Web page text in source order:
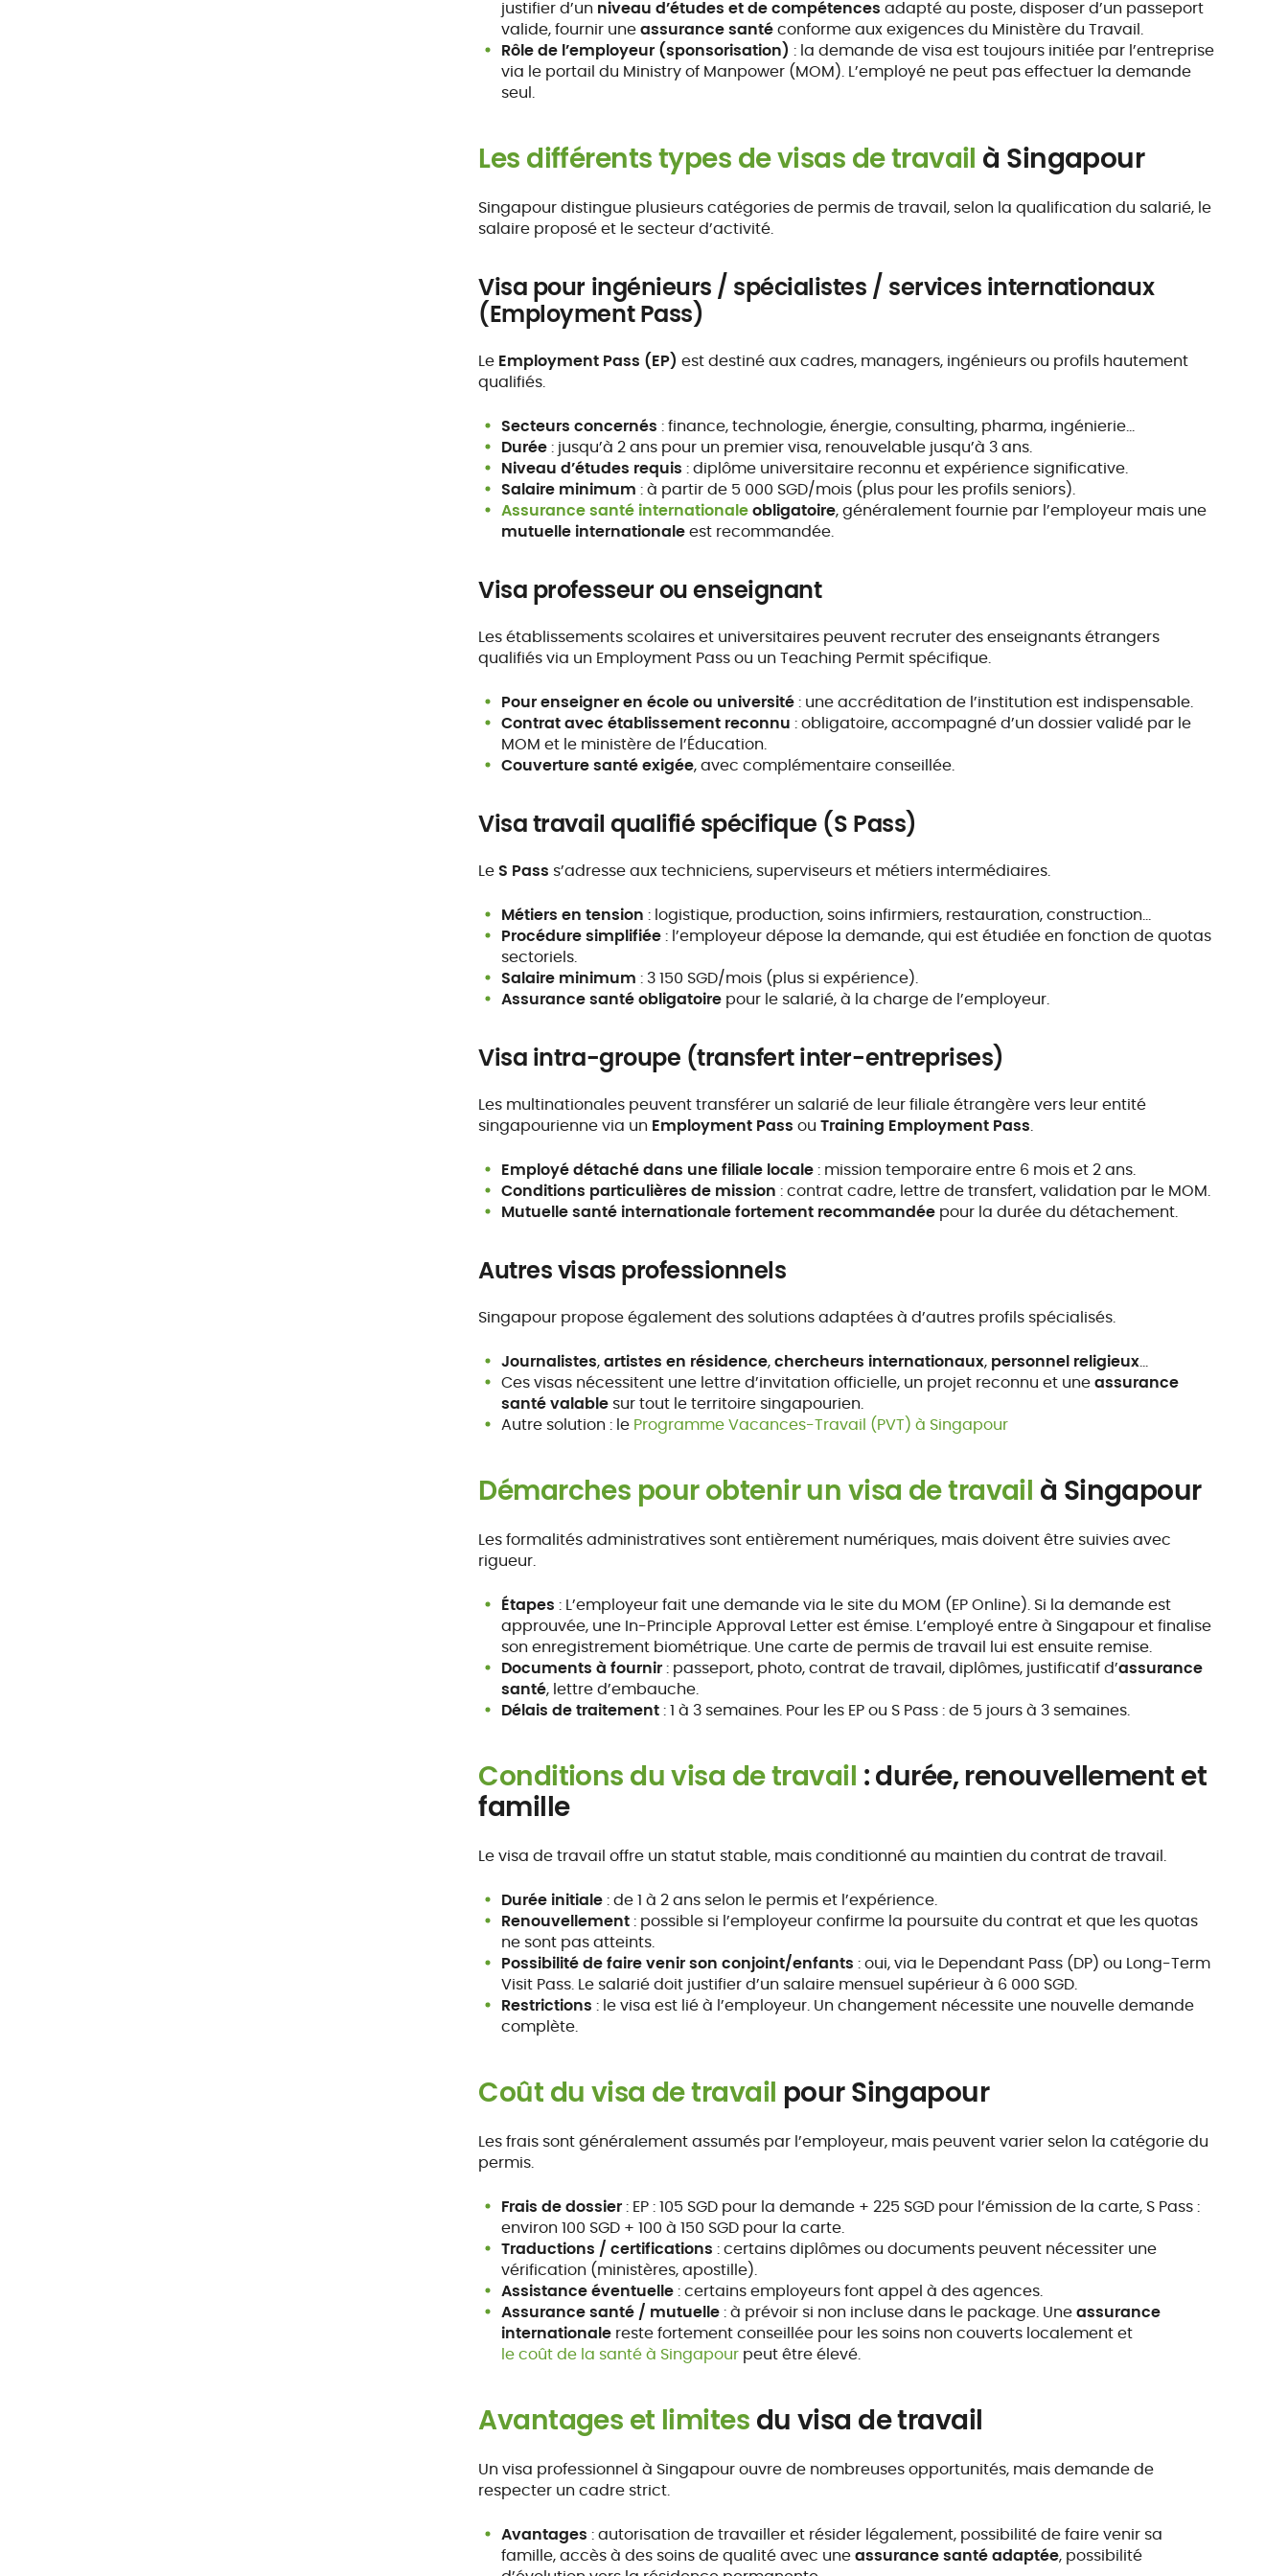
justifier d’un niveau d’études et de compétences adapté au poste, disposer d’un passeport
valide, fournir uneassurance santéconforme aux exigences du Ministère du Travail.
Rôle de l’employeur (sponsorisation) : la demande de visa est toujours initiée par l’entreprise
via le portail du Ministry of Manpower (MOM). L’employé ne peut pas effectuer la demande
seul.
Les différents types de visas de travail à Singapour
Singapour distingue plusieurs catégories de permis de travail, selon la qualification du salarié, le
salaire proposé et le secteur d’activité.
Visa pour ingénieurs / spécialistes / services internationaux
(Employment Pass)
Le Employment Pass (EP) est destiné aux cadres, managers, ingénieurs ou profils hautement
qualifiés.
Secteurs concernés : finance, technologie, énergie, consulting, pharma, ingénierie…
Durée: jusqu’à 2 ans pour un premier visa, renouvelable jusqu’à 3 ans.
Niveau d’études requis : diplôme universitaire reconnu et expérience significative.
Salaire minimum : à partir de 5 000 SGD/mois (plus pour les profils seniors).
Assurance santé internationaleobligatoire, généralement fournie par l’employeur mais une
mutuelle internationaleest recommandée.
Visa professeur ou enseignant
Les établissements scolaires et universitaires peuvent recruter des enseignants étrangers
qualifiés via un Employment Pass ou un Teaching Permit spécifique.
Pour enseigner en école ou université: une accréditation de l’institution est indispensable.
Contrat avec établissement reconnu : obligatoire, accompagné d’un dossier validé par le
MOM et le ministère de l’Éducation.
Couverture santé exigée, avec complémentaire conseillée.
Visa travail qualifié spécifique (S Pass)
Le S Pass s’adresse aux techniciens, superviseurs et métiers intermédiaires.
Métiers en tension : logistique, production, soins infirmiers, restauration, construction…
Procédure simplifiée: l’employeur dépose la demande, qui est étudiée en fonction de quotas
sectoriels.
Salaire minimum : 3 150 SGD/mois (plus si expérience).
Assurance santé obligatoire pour le salarié, à la charge de l’employeur.
Visa intra-groupe (transfert inter-entreprises)
Les multinationales peuvent transférer un salarié de leur filiale étrangère vers leur entité
singapourienne via un Employment Pass ouTraining Employment Pass.
Employé détaché dans une filiale locale: mission temporaire entre 6 mois et 2 ans.
Conditions particulières de mission : contrat cadre, lettre de transfert, validation par le MOM.
Mutuelle santé internationale fortement recommandée pour la durée du détachement.
Autres visas professionnels
Singapour propose également des solutions adaptées à d’autres profils spécialisés.
Journalistes,artistes en résidence,chercheurs internationaux, personnel religieux…
Ces visas nécessitent une lettre d’invitation officielle, un projet reconnu et uneassurance
santé valable sur tout le territoire singapourien.
Autre solution : le Programme Vacances-Travail (PVT) à Singapour
Démarches pour obtenir un visa de travail à Singapour
Les formalités administratives sont entièrement numériques, mais doivent être suivies avec
rigueur.
Étapes : L’employeur fait une demande via le site du MOM (EP Online). Si la demande est
approuvée, une In-Principle Approval Letter est émise. L’employé entre à Singapour et finalise
son enregistrement biométrique. Une carte de permis de travail lui est ensuite remise.
Documents à fournir: passeport, photo, contrat de travail, diplômes, justificatif d’assurance
santé, lettre d’embauche.
Délais de traitement: 1 à 3 semaines. Pour les EP ou S Pass : de 5 jours à 3 semaines.
Conditions du visa de travail : durée, renouvellement et
famille
Le visa de travail offre un statut stable, mais conditionné au maintien du contrat de travail.
Durée initiale: de 1 à 2 ans selon le permis et l’expérience.
Renouvellement: possible si l’employeur confirme la poursuite du contrat et que les quotas
ne sont pas atteints.
Possibilité de faire venir son conjoint/enfants : oui, via le Dependant Pass (DP) ou Long-Term
Visit Pass. Le salarié doit justifier d’un salaire mensuel supérieur à 6 000 SGD.
Restrictions : le visa est lié à l’employeur. Un changement nécessite une nouvelle demande
complète.
Coût du visa de travail pour Singapour
Les frais sont généralement assumés par l’employeur, mais peuvent varier selon la catégorie du
permis.
Frais de dossier: EP : 105 SGD pour la demande + 225 SGD pour l’émission de la carte, S Pass :
environ 100 SGD + 100 à 150 SGD pour la carte.
Traductions / certifications : certains diplômes ou documents peuvent nécessiter une
vérification (ministères, apostille).
Assistance éventuelle: certains employeurs font appel à des agences.
Assurance santé / mutuelle: à prévoir si non incluse dans le package. Uneassurance
internationale reste fortement conseillée pour les soins non couverts localement et
le coût de la santé à Singapour peut être élevé.
Avantages et limites du visa de travail
Un visa professionnel à Singapour ouvre de nombreuses opportunités, mais demande de
respecter un cadre strict.
Avantages : autorisation de travailler et résider légalement, possibilité de faire venir sa
famille, accès à des soins de qualité avec uneassurance santé adaptée, possibilité